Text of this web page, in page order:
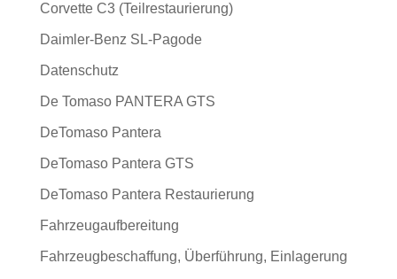
Corvette C3 (Teilrestaurierung)
Daimler-Benz SL-Pagode
Datenschutz
De Tomaso PANTERA GTS
DeTomaso Pantera
DeTomaso Pantera GTS
DeTomaso Pantera Restaurierung
Fahrzeugaufbereitung
Fahrzeugbeschaffung, Überführung, Einlagerung